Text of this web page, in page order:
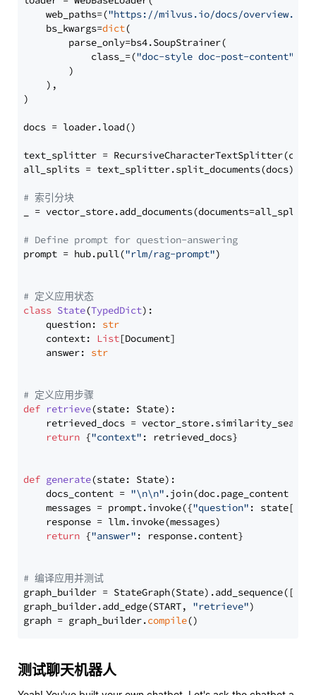
    web_paths=(
"https://milvus.io/docs/overview.md"
    bs_kwargs=
dict(
        parse_only=bs4.SoupStrainer(
            class_=(
"doc-style doc-post-content"
        )
    ),
)
docs = loader.load()
text_splitter =
all_splits = text_splitter.split_documents(docs)
# 索引分块
_ = vector_store.add_documents(documents=all_splits)
# Define prompt for question-answering
prompt = hub.pull("rlm/rag-prompt")
# 定义应用状态
class State(TypedDict):
    question:
str
    context:
List[Document]
    answer:
str
# 定义应用步骤
def retrieve(state: State):
retrieved_docs =
return {"context" : retrieved_docs}
def generate(state: State):
    docs_content =
"\n\n" .join(doc.page_content
    messages = prompt.invoke({
"question" : state[
    response = llm.invoke(messages)
return {"answer" : response.content}
# 编译应用并测试
graph_builder =
graph_builder.add_edge(START, "retrieve")
graph = graph_builder.compile
测试聊天机器人